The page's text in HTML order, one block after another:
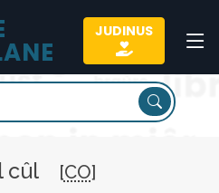
JUDINUS
cûl [CO]